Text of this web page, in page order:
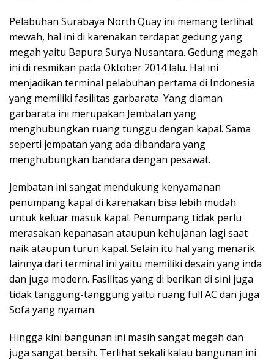
Pelabuhan Surabaya North Quay ini memang terlihat
mewah, hal ini di karenakan terdapat gedung yang
megah yaitu Bapura Surya Nusantara. Gedung megah
ini di resmikan pada Oktober 2014 lalu. Hal ini
menjadikan terminal pelabuhan pertama di Indonesia
yang memiliki fasilitas garbarata. Yang diaman
garbarata ini merupakan Jembatan yang
menghubungkan ruang tunggu dengan kapal. Sama
seperti jempatan yang ada dibandara yang
menghubungkan bandara dengan pesawat.
Jembatan ini sangat mendukung kenyamanan
penumpang kapal di karenakan bisa lebih mudah
untuk keluar masuk kapal. Penumpang tidak perlu
merasakan kepanasan ataupun kehujanan lagi saat
naik ataupun turun kapal. Selain itu hal yang menarik
lainnya dari terminal ini yaitu memiliki desain yang inda
dan juga modern. Fasilitas yang di berikan di sini juga
tidak tanggung-tanggung yaitu ruang full AC dan juga
Sofa yang nyaman.
Hingga kini bangunan ini masih sangat megah dan
juga sangat bersih. Terlihat sekali kalau bangunan ini